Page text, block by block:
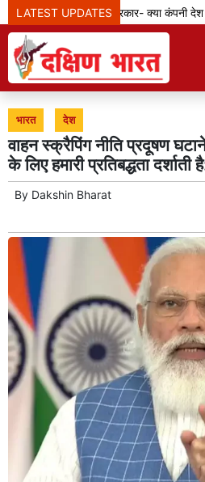
LATEST UPDATES
मेटा टीम से पूछ रही सरकार- क्या कंपनी देश के
भारत देश
वाहन स्क्रैपिंग नीति प्रदूषण
के लिए हमारी प्रतिबद्धता दर्शाती
By Dakshin Bharat